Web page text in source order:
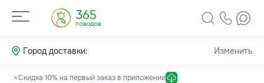
Город доставки: Изменить
Скидка 10% на первый заказ в приложении